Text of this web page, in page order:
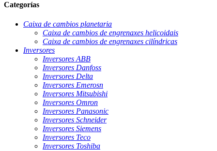
Categorías
Caixa de cambios planetaria
Caixa de cambios de engrenaxes helicoidais
Caixa de cambios de engrenaxes cilíndricas
Inversores
Inversores ABB
Inversores Danfoss
Inversores Delta
Inversores Emerosn
Inversores Mitsubishi
Inversores Omron
Inversores Panasonic
Inversores Schneider
Inversores Siemens
Inversores Teco
Inversores Toshiba